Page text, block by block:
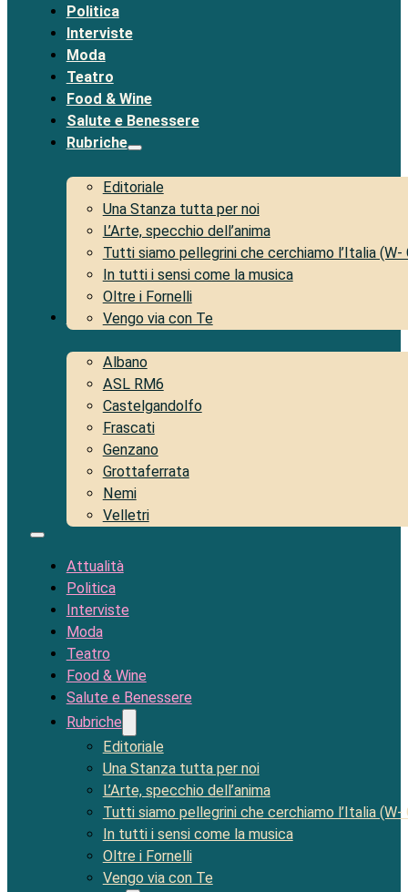
Politica
Interviste
Moda
Teatro
Food & Wine
Salute e Benessere
Rubriche
Editoriale
Una Stanza tutta per noi
L’Arte, specchio dell’anima
Tutti siamo pellegrini che cerchiamo l’Italia (W-
In tutti i sensi come la musica
Oltre i Fornelli
Vengo via con Te
Territorio
Albano
ASL RM6
Castelgandolfo
Frascati
Genzano
Grottaferrata
Nemi
Velletri
Attualità
Politica
Interviste
Moda
Teatro
Food & Wine
Salute e Benessere
Rubriche
Editoriale
Una Stanza tutta per noi
L’Arte, specchio dell’anima
Tutti siamo pellegrini che cerchiamo l’Italia (W-
In tutti i sensi come la musica
Oltre i Fornelli
Vengo via con Te